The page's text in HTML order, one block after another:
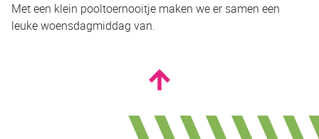
Met een klein pooltoernooitje maken we er samen een
leuke woensdagmiddag van.